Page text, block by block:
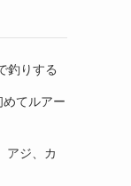
釣りする
てルアー
ジ、カ